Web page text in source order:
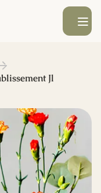
Ouvrir le
Jl